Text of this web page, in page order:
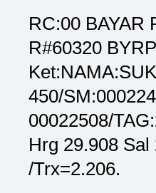
RC:00 BAYAR
R#60320
450/
00022508/
Hrg 29.908 Sal
/Trx=2.206.